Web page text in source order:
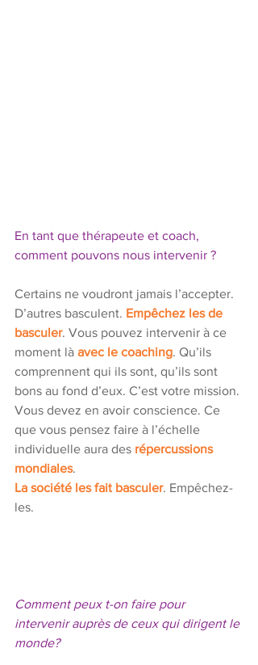
En tant que thérapeute et coach,
comment pouvons nous intervenir ?
Certains ne voudront jamais l’accepter.
D’autres basculent. Empêchez les de
basculer. Vous pouvez intervenir à ce
moment là avec le coaching. Qu’ils
comprennent qui ils sont, qu’ils sont
bons au fond d’eux. C’est votre mission.
Vous devez en avoir conscience. Ce
que vous pensez faire à l’échelle
individuelle aura des répercussions
mondiales.
La société les fait basculer. Empêchez-
les.
Comment peux t-on faire pour
intervenir auprès de ceux qui dirigent le
monde?